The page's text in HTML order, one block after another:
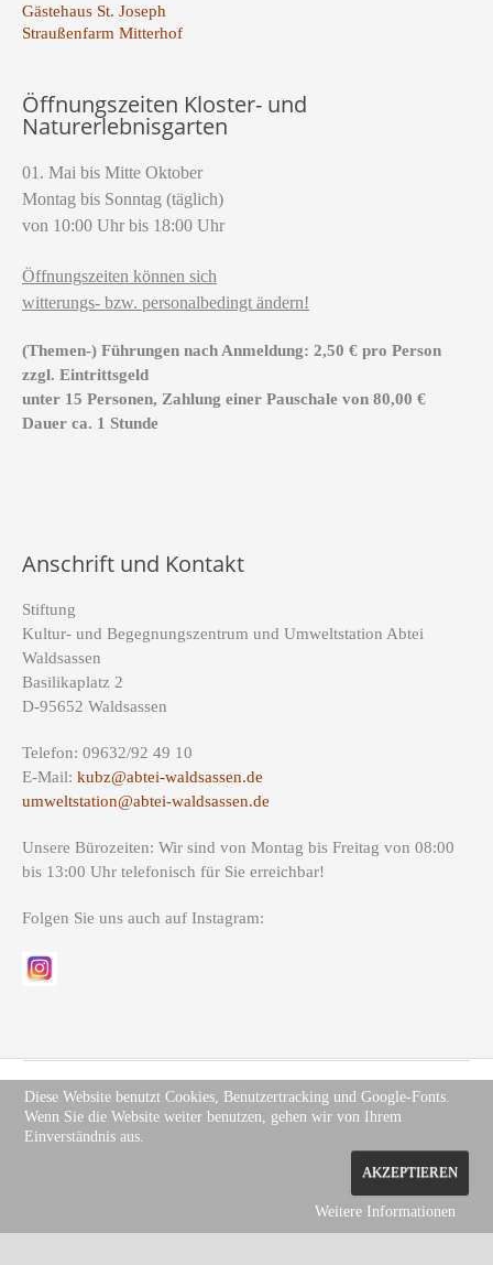
Gästehaus St. Joseph
Straußenfarm Mitterhof
Öffnungszeiten Kloster- und
Naturerlebnisgarten
01. Mai bis Mitte Oktober
Montag bis Sonntag (täglich)
von 10:00 Uhr bis 18:00 Uhr
Öffnungszeiten können sich
witterungs- bzw. personalbedingt ändern!
(Themen-) Führungen nach Anmeldung: 2,50 € pro Person
zzgl. Eintrittsgeld
unter 15 Personen, Zahlung einer Pauschale von 80,00 €
Dauer ca. 1 Stunde
Anschrift und Kontakt
Stiftung
Kultur- und Begegnungszentrum und Umweltstation Abtei
Waldsassen
Basilikaplatz 2
D-95652 Waldsassen
Telefon: 09632/92 49 10
E-Mail: kubz@abtei-waldsassen.de
umweltstation@abtei-waldsassen.de
Unsere Bürozeiten: Wir sind von Montag bis Freitag von 08:00
bis 13:00 Uhr telefonisch für Sie erreichbar!
Folgen Sie uns auch auf Instagram:
Copyright (c) Site Name 2012. All rights reserved.Impressum
Diese Website benutzt Cookies, Benutzertracking und Google-Fonts.
Wenn Sie die Website weiter benutzen, gehen wir von Ihrem
Einverständnis aus.
AKZEPTIEREN
Weitere Informationen